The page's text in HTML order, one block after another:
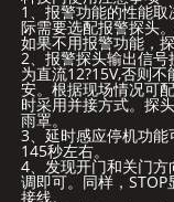
1、报警功能的性能
际需要选配报警探头
如果不用报警功能，探
2、报警探头输出信
为直流12?15V,否则
安。根据现场情况可
时采用并接方式。探
雨罩。
3、延时感应停机功
145秒左右。
4、发现开门和关门方
调即可。同样，
接线。